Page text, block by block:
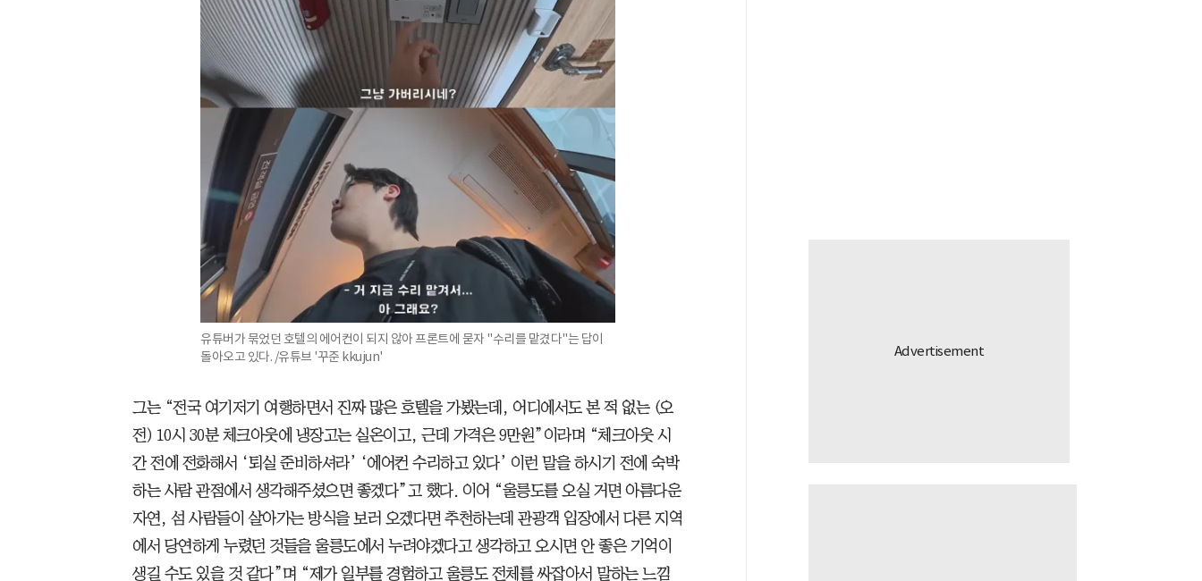
유튜버가 묶었던 호텔의 에어컨이 되지 않아 프론트에 묻자 "수리를 맡겼다"는 답이
돌아오고 있다. /유튜브 '꾸준 kkujun'
그는 “전국 여기저기 여행하면서 진짜 많은 호텔을 가봤는데, 어디에서도 본 적 없는 (오
전) 10시 30분 체크아웃에 냉장고는 실온이고, 근데 가격은 9만원”이라며 “체크아웃 시
간 전에 전화해서 ‘퇴실 준비하셔라’ ‘에어컨 수리하고 있다’ 이런 말을 하시기 전에 숙박
하는 사람 관점에서 생각해주셨으면 좋겠다”고 했다. 이어 “울릉도를 오실 거면 아름다운
자연, 섬 사람들이 살아가는 방식을 보러 오겠다면 추천하는데 관광객 입장에서 다른 지역
에서 당연하게 누렸던 것들을 울릉도에서 누려야겠다고 생각하고 오시면 안 좋은 기억이
생길 수도 있을 것 같다”며 “제가 일부를 경험하고 울릉도 전체를 싸잡아서 말하는 느낌